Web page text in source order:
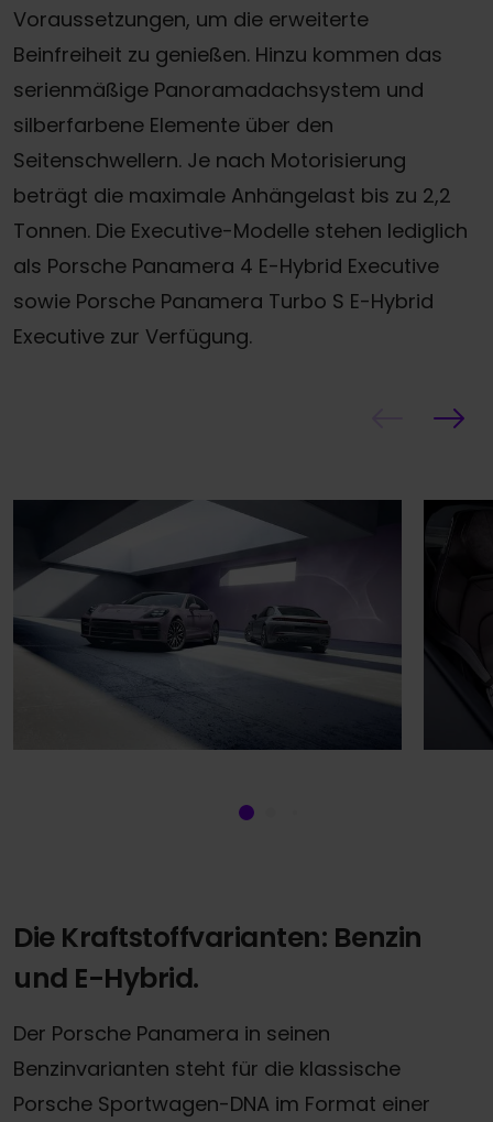
Voraussetzungen, um die erweiterte
Beinfreiheit zu genießen. Hinzu kommen das
serienmäßige Panoramadachsystem und
silberfarbene Elemente über den
Seitenschwellern. Je nach Motorisierung
beträgt die maximale Anhängelast bis zu 2,2
Tonnen. Die Executive-Modelle stehen lediglich
als Porsche Panamera 4 E-Hybrid Executive
sowie Porsche Panamera Turbo S E-Hybrid
Executive zur Verfügung.
Die Kraftstoffvarianten: Benzin
und E-Hybrid.
Der Porsche Panamera in seinen
Benzinvarianten steht für die klassische
Porsche Sportwagen-DNA im Format einer